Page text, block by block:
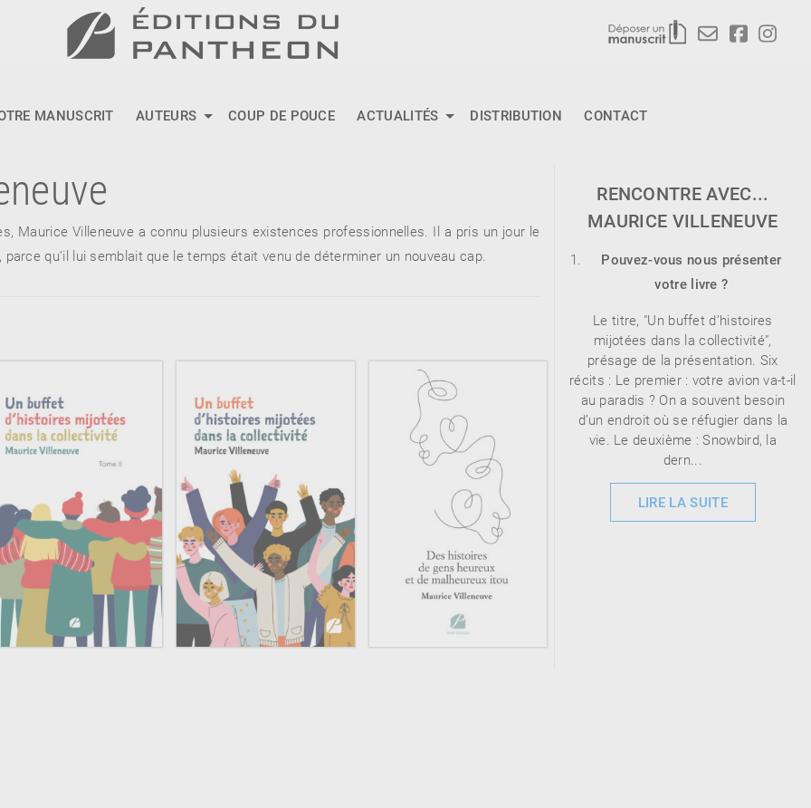
MANUSCRIT AUTEURS COUP DE POUCE ACTUALITÉS DISTRIBUTION CONTACT
Maurice Villeneuve a connu plusieurs existences professionnelles. Il a pris un jour le
parce qu’il lui semblait que le temps était venu de déterminer un nouveau cap.
RENCONTRE AVEC...
MAURICE VILLENEUVE
Pouvez-vous nous présenter
votre livre ?
Le titre, "Un buffet d’histoires
mijotées dans la collectivité",
présage de la présentation. Six
récits : Le premier : votre avion va-t-il
au paradis ? On a souvent besoin
d’un endroit où se réfugier dans la
vie. Le deuxième : Snowbird, la
dern...
LIRE LA SUITE